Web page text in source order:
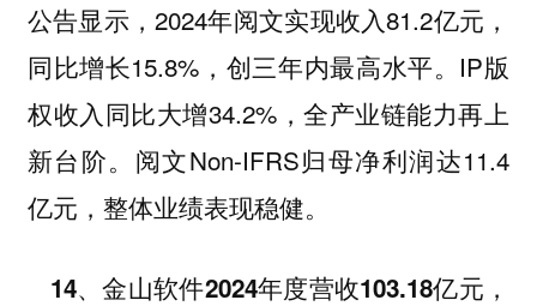
公告显示，2024年阅文实现收入81.2亿元，
同比增长15.8%，创三年内最高水平。IP版
权收入同比大增34.2%，全产业链能力再上
新台阶。阅文Non-IFRS归母净利润达11.4
亿元，整体业绩表现稳健。
14、金山软件2024年度营收103.18亿元，